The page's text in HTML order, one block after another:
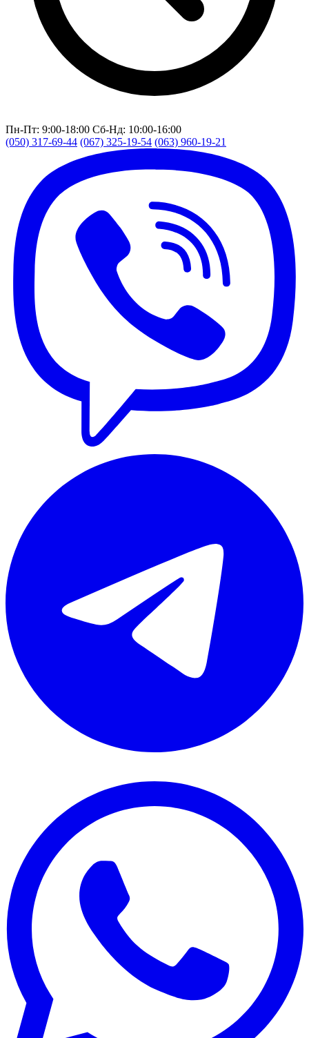
Пн-Пт: 9:00-18:00 Сб-Нд: 10:00-16:00
(050) 317-69-44 (067) 325-19-54 (063) 960-19-21